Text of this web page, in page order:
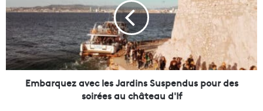
a
r
q
u
e
z
Embarquez avec les Jardins Suspendus pour des
soirées au château d'If